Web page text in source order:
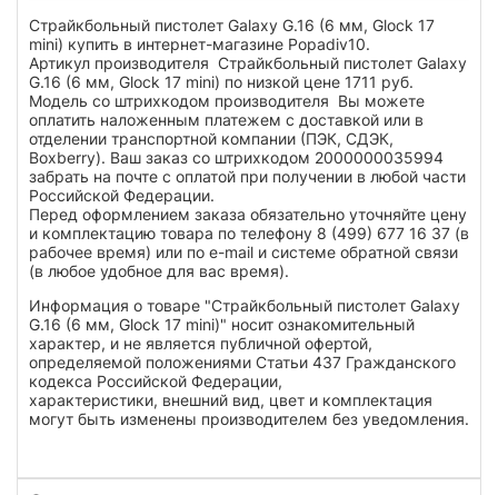
Страйкбольный пистолет Galaxy G.16 (6 мм, Glock 17
mini) купить в интернет-магазине Popadiv10.
Артикул производителя Страйкбольный пистолет Galaxy
G.16 (6 мм, Glock 17 mini) по низкой цене 1711 руб.
Модель со штрихкодом производителя Вы можете
оплатить наложенным платежем с доставкой или в
отделении транспортной компании (ПЭК, СДЭК,
Boxberry). Ваш заказ со штрихкодом 2000000035994
забрать на почте с оплатой при получении в любой части
Российской Федерации.
Перед оформлением заказа обязательно уточняйте цену
и комплектацию товара по телефону 8 (499) 677 16 37 (в
рабочее время) или по e-mail и системе обратной связи
(в любое удобное для вас время).
Информация о товаре "Страйкбольный пистолет Galaxy
G.16 (6 мм, Glock 17 mini)" носит ознакомительный
характер, и не является публичной офертой,
определяемой положениями Статьи 437 Гражданского
кодекса Российской Федерации,
характеристики, внешний вид, цвет и комплектация
могут быть изменены производителем без уведомления.